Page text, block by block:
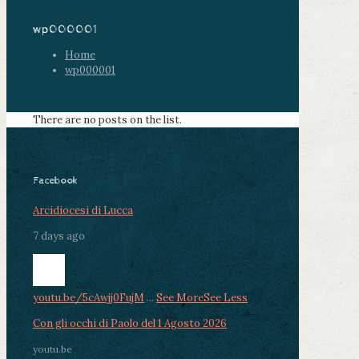
wp000001
Home
wp000001
There are no posts on the list.
Facebook
Arcidiocesi di Lucca
7 days ago
youtu.be/5cAwjj0FujM ... See MoreSee Less
Con gli occhi di Paolo del 1 Agosto 2026
youtu.be